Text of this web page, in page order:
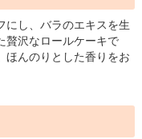
にし、バラのエキスを生
贅沢なロールケーキで
ほんのりとした香りをお